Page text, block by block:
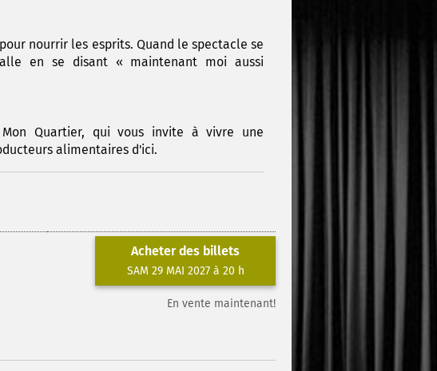
nourrir les esprits. Quand le spectacle se
en se disant « maintenant moi aussi
Quartier, qui vous invite à vivre une
alimentaires d'ici.
Acheter des billets
SAM 29 MAI 2027 à 20 h
En vente maintenant!